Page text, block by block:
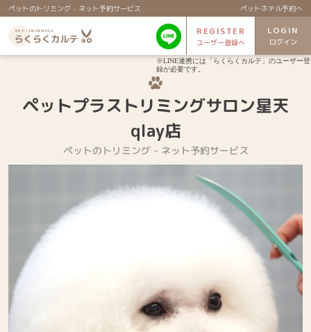
ペットのトリミング - ネット予約サービス ペットホテル予約へ
※LINE連携には「らくらくカルテ」のユーザー登
録が必要です。
REGISTER
ユーザー登録へ
LOGIN
ログイン
ペットプラストリミングサロン星天
qlay店
ペットのトリミング - ネット予約サービス